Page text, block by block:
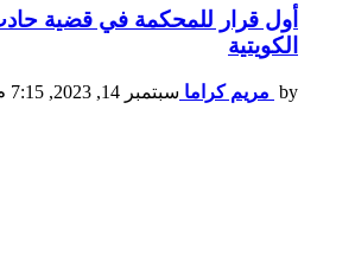
أول قرار للمحكمة في قضية
الكويتية
by مريم كراما سبتمبر 14, 2023, 7:15 م